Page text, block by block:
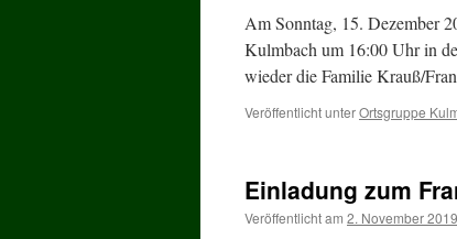
Am Sonntag, 15. Dezember
Kulmbach um 16:00 Uhr in
wieder die Familie Krauß/
Veröffentlicht unterOrtsgruppe
Einladung zum
Veröffentlicht am 2. November 2019